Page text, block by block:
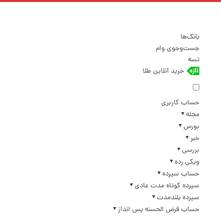
بانک‌ها
جست‌وجوی وام
تسه
خرید آنلاین طلا
حساب کاربری
مجله
بورس
خبر
بررسی
ویکی رده
حساب سپرده
سپرده کوتاه مدت عادی
سپرده بلندمدت
حساب قرض الحسنه پس انداز